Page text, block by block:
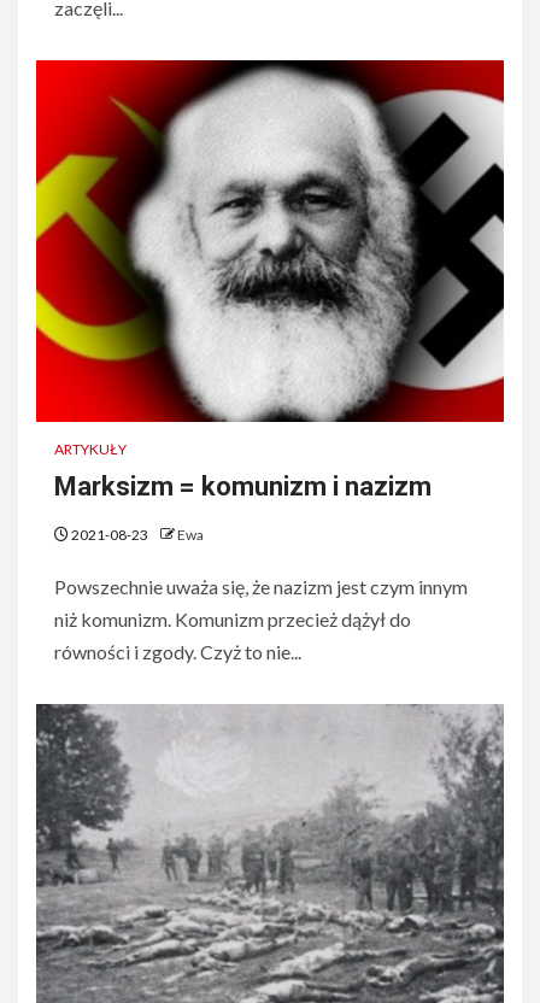
zaczęli...
ARTYKUŁY
Marksizm = komunizm i nazizm
2021-08-23 Ewa
​Powszechnie uważa się, że nazizm jest czym innym
niż komunizm. Komunizm przecież dążył do
równości ​i zgody. Czyż to nie...